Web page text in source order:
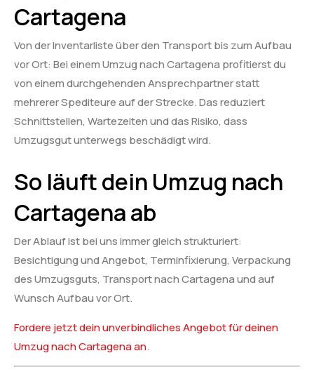
Cartagena
Von der Inventarliste über den Transport bis zum Aufbau
vor Ort: Bei einem Umzug nach Cartagena profitierst du
von einem durchgehenden Ansprechpartner statt
mehrerer Spediteure auf der Strecke. Das reduziert
Schnittstellen, Wartezeiten und das Risiko, dass
Umzugsgut unterwegs beschädigt wird.
So läuft dein Umzug nach
Cartagena ab
Der Ablauf ist bei uns immer gleich strukturiert:
Besichtigung und Angebot, Terminfixierung, Verpackung
des Umzugsguts, Transport nach Cartagena und auf
Wunsch Aufbau vor Ort.
Fordere jetzt dein unverbindliches Angebot für deinen
Umzug nach Cartagena an.